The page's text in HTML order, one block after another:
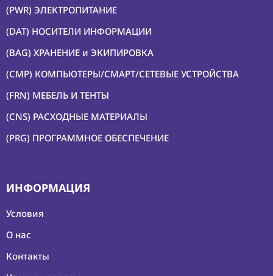
(PWR) ЭЛЕКТРОПИТАНИЕ
(DAT) НОСИТЕЛИ ИНФОРМАЦИИ
(BAG) ХРАНЕНИЕ и ЭКИПИРОВКА
(CMP) КОМПЬЮТЕРЫ/СМАРТ/СЕТЕВЫЕ УСТРОЙСТВА
(FRN) МЕБЕЛЬ И ТЕНТЫ
(CNS) РАСХОДНЫЕ МАТЕРИАЛЫ
(PRG) ПРОГРАММНОЕ ОБЕСПЕЧЕНИЕ
ИНФОРМАЦИЯ
Условия
О нас
Контакты